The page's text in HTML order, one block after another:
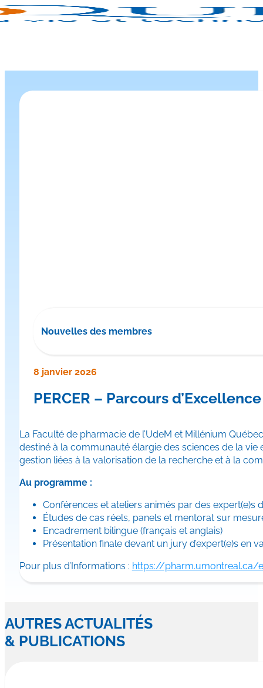
Nouvelles des membres
8 janvier 2026
PERCER – Parcours
La Faculté de pharmacie de l’UdeM et Millénium
destiné à la communauté élargie des sciences de la
gestion liées à la valorisation de la recherche et à la
Au programme :
Conférences et ateliers animés par des expert(e)s
Études de cas réels, panels et mentorat sur
Encadrement bilingue (français et anglais)
Présentation finale devant un jury d’expert(e)s en
Pour plus d’Informations : https://
AUTRES ACTUALITÉS
& PUBLICATIONS